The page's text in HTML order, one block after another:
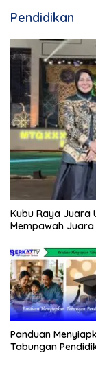
Pendidikan
Kubu Raya Juara
Mempawah
Panduan
Tabungan